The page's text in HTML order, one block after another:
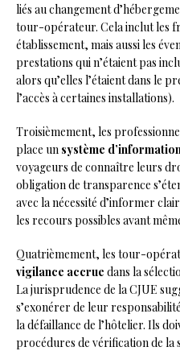
liés au changement
tour-opérateur. Cela inclut les
établissement, mais aussi les
prestations qui n’étaient pas
alors qu’elles l’étaient dans le
l’accès à certaines installations).
Troisièmement, les
place un système
voyageurs de connaître leurs
obligation de transparence
avec la nécessité d’informer
les recours possibles avant
Quatrièmement, les tour-
vigilance accrue dans la
La jurisprudence de la CJUE
s’exonérer de leur
la défaillance de l’hôtelier. Ils
procédures de vérification de la